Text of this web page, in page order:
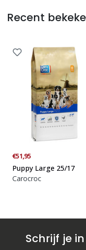
Recent
€51,95
Puppy Large 25/17
Carocroc
Schrijf je